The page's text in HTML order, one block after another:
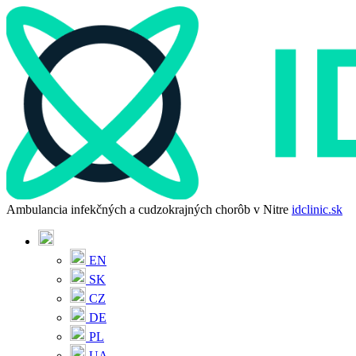
Ambulancia infekčných a cudzokrajných chorôb v Nitre idclinic.sk
EN
SK
CZ
DE
PL